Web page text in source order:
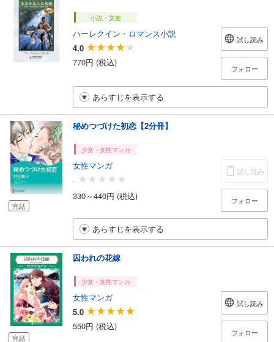
小説・文芸
ハーレクイン・ロマンス小説
4.0
770円 (税込)
試し読み
フォロー
あらすじを表示する
完結
秘めつづけた初恋【2分冊】
少女・女性マンガ
女性マンガ
-
330～440円 (税込)
試し読み
フォロー
あらすじを表示する
完結
囚われの花嫁
少女・女性マンガ
女性マンガ
5.0
550円 (税込)
試し読み
フォロー